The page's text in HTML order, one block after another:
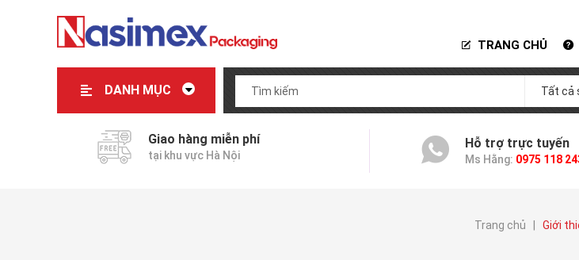
TRANG CHỦ
DANH MỤC
Giao hàng miễn phí
tại khu vực Hà Nội
Hỗ trợ trực tuyến
Ms Hằng: 0975 118
Trang chủ Giới